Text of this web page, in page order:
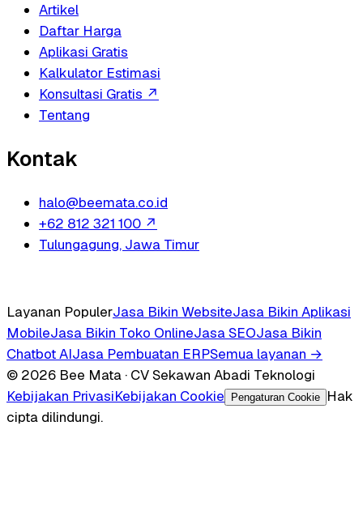
Artikel
Daftar Harga
Aplikasi Gratis
Kalkulator Estimasi
Konsultasi Gratis ↗
Tentang
Kontak
halo@beemata.co.id
+62 812 321 100 ↗
Tulungagung, Jawa Timur
Layanan PopulerJasa Bikin WebsiteJasa Bikin Aplikasi
MobileJasa Bikin Toko OnlineJasa SEOJasa Bikin
Chatbot AIJasa Pembuatan ERPSemua layanan →
© 2026 Bee Mata · CV Sekawan Abadi Teknologi
Kebijakan PrivasiKebijakan Cookie Pengaturan Cookie
Hak
cipta dilindungi.